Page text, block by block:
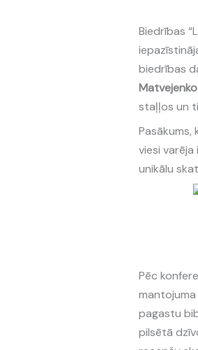
Biedrības
biedrības
Matvejenko
staļļos un
Pasākums,
viesi
unikālu
Pēc
pagastu
pilsētā